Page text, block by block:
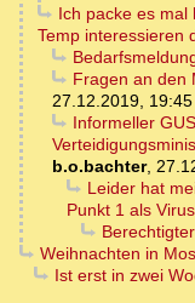
Ich packe es mal
Temp interessieren
Fragen an den
27.12.2019, 19:45
Informeller
b.o.bachter,
Leider hat
Punkt 1 als
Weihnachten in
Ist erst in zwei